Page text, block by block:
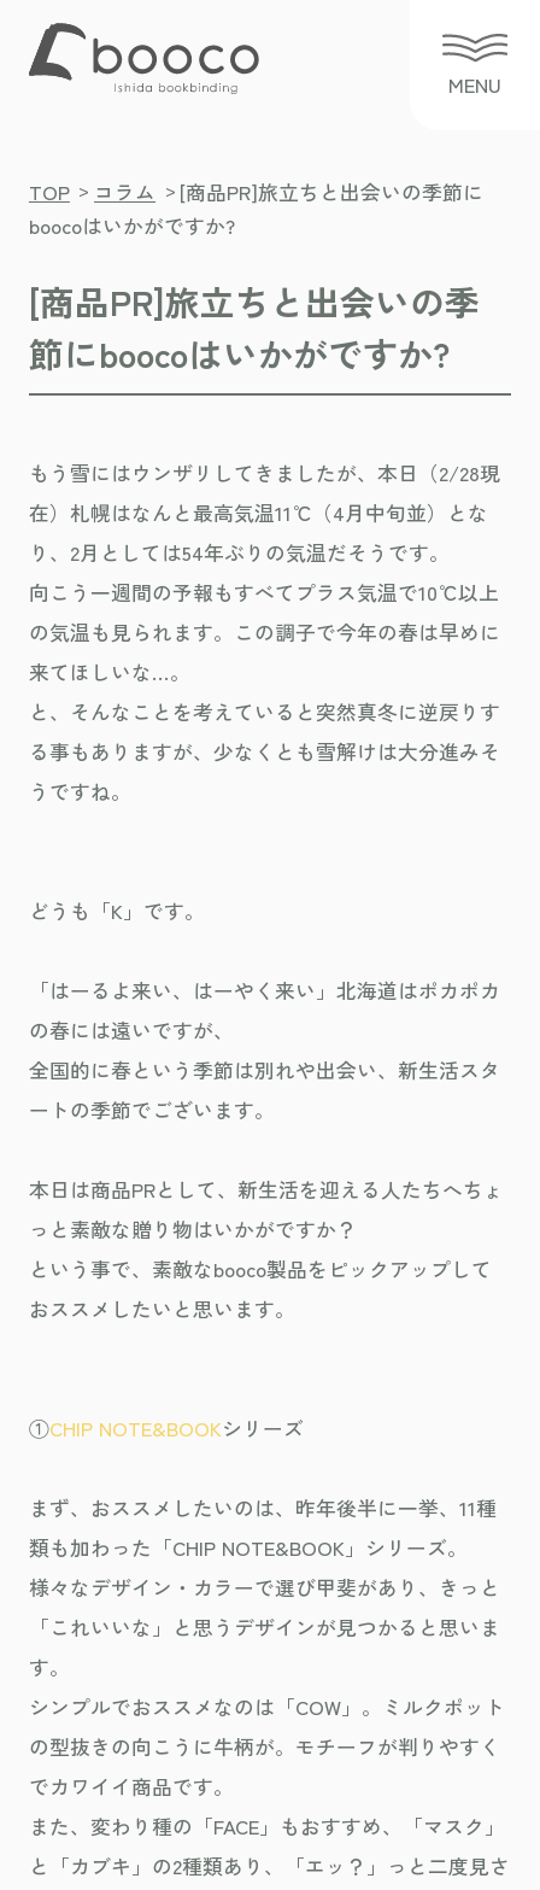
TOP > コラム > [商品PR]旅立ちと出会いの季節に
boocoはいかがですか?
[商品PR]旅立ちと出会いの季
節にboocoはいかがですか?
もう雪にはウンザリしてきましたが、本日（2/28現
在）札幌はなんと最高気温11℃（4月中旬並）とな
り、2月としては54年ぶりの気温だそうです。
向こう一週間の予報もすべてプラス気温で10℃以上
の気温も見られます。この調子で今年の春は早めに
来てほしいな…。
と、そんなことを考えていると突然真冬に逆戻りす
る事もありますが、少なくとも雪解けは大分進みそ
うですね。
どうも「K」です。
「はーるよ来い、はーやく来い」北海道はポカポカ
の春には遠いですが、
全国的に春という季節は別れや出会い、新生活スタ
ートの季節でございます。
本日は商品PRとして、新生活を迎える人たちへちょ
っと素敵な贈り物はいかがですか？
という事で、素敵なbooco製品をピックアップして
おススメしたいと思います。
①CHIP NOTE&BOOKシリーズ
まず、おススメしたいのは、昨年後半に一挙、11種
類も加わった「CHIP NOTE&BOOK」シリーズ。
様々なデザイン・カラーで選び甲斐があり、きっと
「これいいな」と思うデザインが見つかると思いま
す。
シンプルでおススメなのは「COW」。ミルクポット
の型抜きの向こうに牛柄が。モチーフが判りやすく
でカワイイ商品です。
また、変わり種の「FACE」もおすすめ、「マスク」
と「カブキ」の2種類あり、「エッ？」っと二度見さ